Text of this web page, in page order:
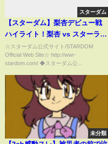
スターダム
【スターダム】梨杏デビュー戦
ハイライト！梨杏 vs スターライ
ト・キッド！-3.30仙台大会-
【STARDOM】
☆スターダム公式サイト/STARDOM
Official Web Site☆ http://wwr-
stardom.com/ ◆スターダム公...
未分類